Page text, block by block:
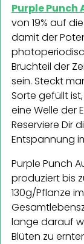
Purple
von 19% auf
damit der
Bruchteil der
sein. Steckt
Sorte gefüllt
eine Welle der
Reserviere Dir
Entspannung
Purple Punch
produziert bis
130g/Pflanze
lange darauf
Blüten zu